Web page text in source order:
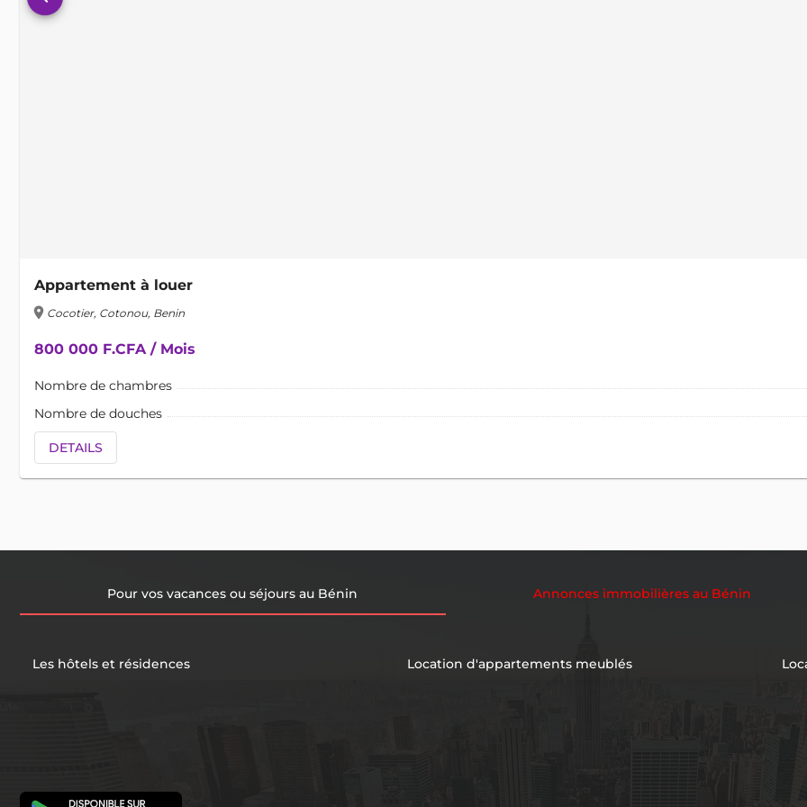
Appartement à louer
location_on Cocotier, Cotonou, Benin
800 000 F.CFA / Mois
Nombre de chambres
Nombre de douches
DETAILS
Pour vos vacances ou séjours au Bénin Annonces immobilières au Bénin
Les hôtels et résidences Location d'appartements meublés